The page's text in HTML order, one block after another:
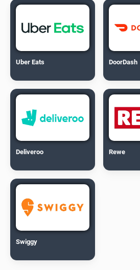
Uber Eats DoorDash
Deliveroo Rewe
Swiggy